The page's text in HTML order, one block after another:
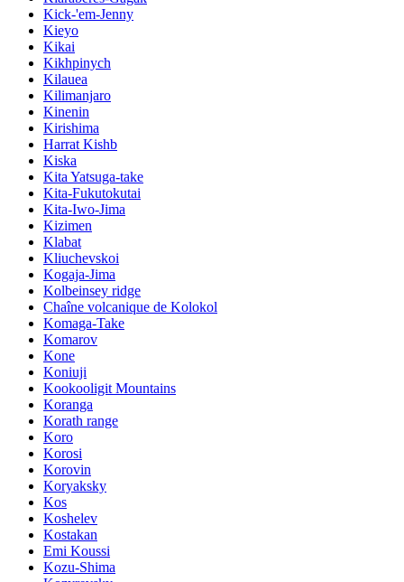
Kick-'em-Jenny
Kieyo
Kikai
Kikhpinych
Kilauea
Kilimanjaro
Kinenin
Kirishima
Harrat Kishb
Kiska
Kita Yatsuga-take
Kita-Fukutokutai
Kita-Iwo-Jima
Kizimen
Klabat
Kliuchevskoi
Kogaja-Jima
Kolbeinsey ridge
Chaîne volcanique de Kolokol
Komaga-Take
Komarov
Kone
Koniuji
Kookooligit Mountains
Koranga
Korath range
Koro
Korosi
Korovin
Koryaksky
Kos
Koshelev
Kostakan
Emi Koussi
Kozu-Shima